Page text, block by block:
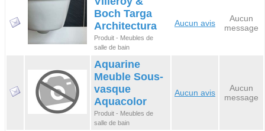
Boch Targa
Architectura
Produit - Meubles de
salle de bain
Aucun avis
Aucun
message
Aquarine
Meuble Sous-
vasque
Aquacolor
Produit - Meubles de
salle de bain
Aucun avis
Aucun
message